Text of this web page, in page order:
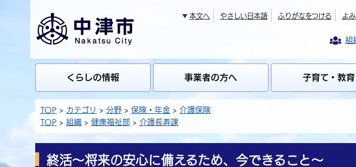
本文へ やさしい日本語 ふりがなをつける よ
組
くらしの情報 事業者の方へ 子育て・教育
TOP カテゴリ 分野 保険・年金
介護保険
TOP
組織 健康福祉部 介護長寿課
終活～将来の安心に備えるため、今できること～